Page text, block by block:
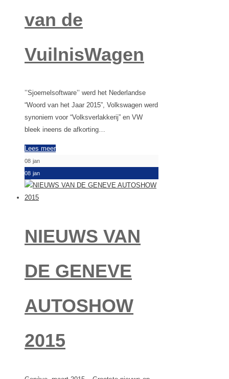
van de
VuilnisWagen
’’Sjoemelsoftware’’ werd het Nederlandse
“Woord van het Jaar 2015”, Volkswagen werd
synoniem voor “Volksverlakkerij” en VW
bleek ineens de afkorting…
Lees meer
08 jan
08 jan
NIEUWS VAN
DE GENEVE
AUTOSHOW
2015